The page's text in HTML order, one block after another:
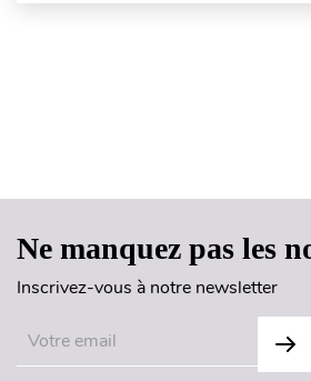
Ne manquez pas les
Inscrivez-vous à notre newsletter